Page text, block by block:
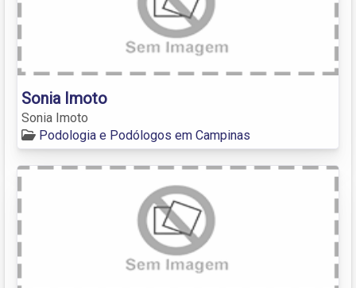
Sonia Imoto
Sonia Imoto
Podologia e Podólogos em Campinas